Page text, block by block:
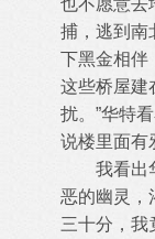
也不愿意去
捕，逃到南
下黑金相伴
这些桥屋建
扰。”华特
说楼里面
我看出华
恶的幽灵，
三十分，我